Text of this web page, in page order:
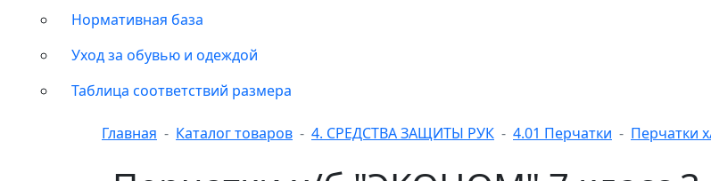
Нормативная база
Уход за обувью и одеждой
Таблица соответствий размера
Главная Каталог товаров 4. СРЕДСТВА ЗАЩИТЫ РУК 4.01 Перчатки Перчатки